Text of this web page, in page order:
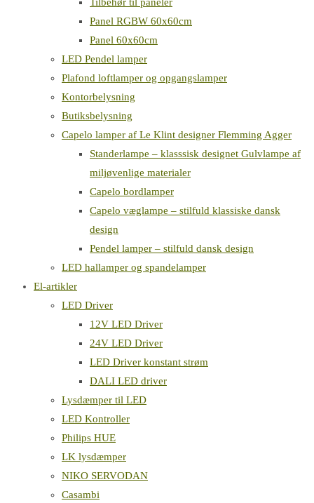
Panel RGBW 60x60cm
Panel 60x60cm
LED Pendel lamper
Plafond loftlamper og opgangslamper
Kontorbelysning
Butiksbelysning
Capelo lamper af Le Klint designer Flemming Agger
Standerlampe – klasssisk designet Gulvlampe af
miljøvenlige materialer
Capelo bordlamper
Capelo væglampe – stilfuld klassiske dansk
design
Pendel lamper – stilfuld dansk design
LED hallamper og spandelamper
El-artikler
LED Driver
12V LED Driver
24V LED Driver
LED Driver konstant strøm
DALI LED driver
Lysdæmper til LED
LED Kontroller
Philips HUE
LK lysdæmper
NIKO SERVODAN
Casambi